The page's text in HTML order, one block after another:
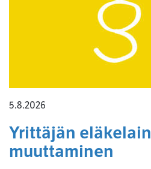
5.8.2026
Yrittäjän eläkelain
muuttaminen